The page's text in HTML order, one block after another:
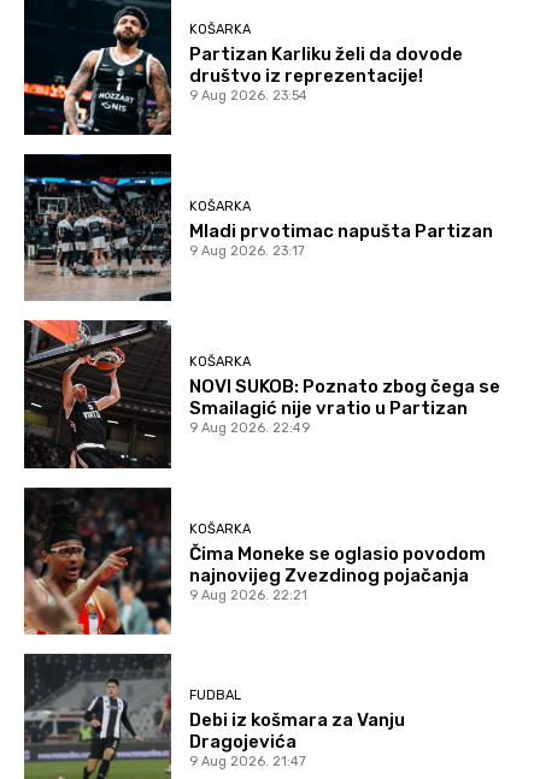
KOŠARKA
Partizan Karliku želi da dovode
društvo iz reprezentacije!
9 Aug 2026. 23:54
KOŠARKA
Mladi prvotimac napušta Partizan
9 Aug 2026. 23:17
KOŠARKA
NOVI SUKOB: Poznato zbog čega se
Smailagić nije vratio u Partizan
9 Aug 2026. 22:49
KOŠARKA
Čima Moneke se oglasio povodom
najnovijeg Zvezdinog pojačanja
9 Aug 2026. 22:21
FUDBAL
Debi iz košmara za Vanju
Dragojevića
9 Aug 2026. 21:47